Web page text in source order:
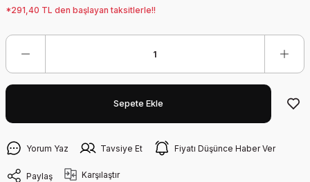
*291,40 TL den başlayan taksitlerle!!
Sepete Ekle
Yorum Yaz Tavsiye Et Fiyatı Düşünce Haber Ver
Paylaş Karşılaştır